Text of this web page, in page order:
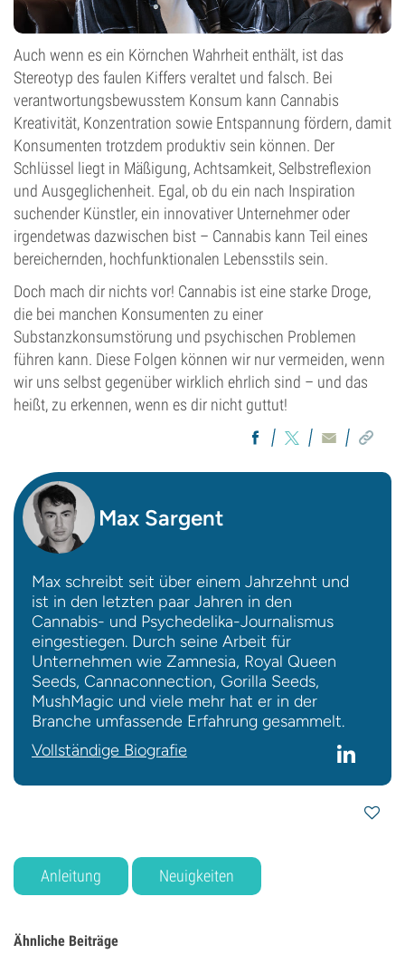
Auch wenn es ein Körnchen Wahrheit enthält, ist das
Stereotyp des faulen Kiffers veraltet und falsch. Bei
verantwortungsbewusstem Konsum kann Cannabis
Kreativität, Konzentration sowie Entspannung fördern, damit
Konsumenten trotzdem produktiv sein können. Der
Schlüssel liegt in Mäßigung, Achtsamkeit, Selbstreflexion
und Ausgeglichenheit. Egal, ob du ein nach Inspiration
suchender Künstler, ein innovativer Unternehmer oder
irgendetwas dazwischen bist – Cannabis kann Teil eines
bereichernden, hochfunktionalen Lebensstils sein.
Doch mach dir nichts vor! Cannabis ist eine starke Droge,
die bei manchen Konsumenten zu einer
Substanzkonsumstörung und psychischen Problemen
führen kann. Diese Folgen können wir nur vermeiden, wenn
wir uns selbst gegenüber wirklich ehrlich sind – und das
heißt, zu erkennen, wenn es dir nicht guttut!
Max Sargent
Max schreibt seit über einem Jahrzehnt und
ist in den letzten paar Jahren in den
Cannabis- und Psychedelika-Journalismus
eingestiegen. Durch seine Arbeit für
Unternehmen wie Zamnesia, Royal Queen
Seeds, Cannaconnection, Gorilla Seeds,
MushMagic und viele mehr hat er in der
Branche umfassende Erfahrung gesammelt.
Vollständige Biografie
Anleitung Neuigkeiten
Ähnliche Beiträge